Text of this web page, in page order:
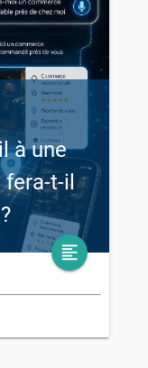
à une
t-il
format_align_left